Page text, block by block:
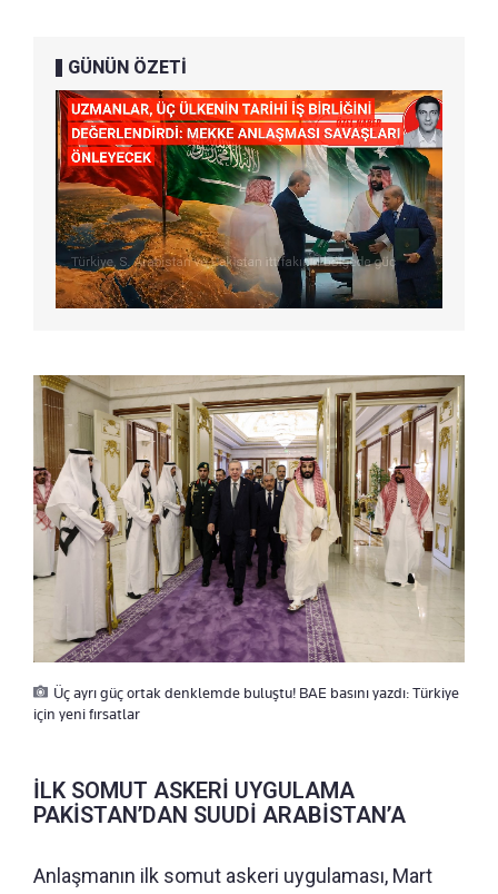
GÜNÜN ÖZETİ
Üç ayrı güç ortak denklemde buluştu! BAE basını yazdı: Türkiye
için yeni fırsatlar
İLK SOMUT ASKERİ UYGULAMA
PAKİSTAN’DAN SUUDİ ARABİSTAN’A
Anlaşmanın ilk somut askeri uygulaması, Mart